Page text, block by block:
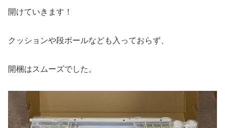
開けていきます！
クッションや段ボールなども入っておらず、
開梱はスムーズでした。